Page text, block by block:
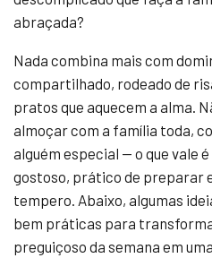
abraçada?
Nada combina mais com
compartilhado, rodeado de
pratos que aquecem a alma.
almoçar com a família toda,
alguém especial — o que vale
gostoso, prático de preparar
tempero. Abaixo, algumas
bem práticas para
preguiçoso da semana em